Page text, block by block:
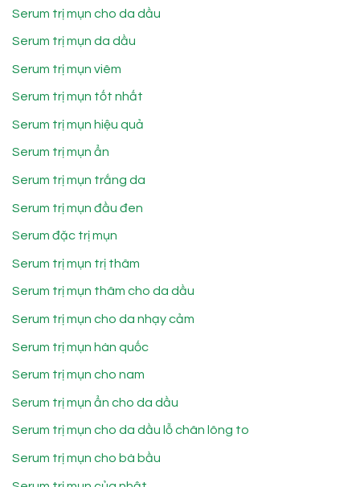
Serum trị mụn cho da dầu
Serum trị mụn da dầu
Serum trị mụn viêm
Serum trị mụn tốt nhất
Serum trị mụn hiệu quả
Serum trị mụn ẩn
Serum trị mụn trắng da
Serum trị mụn đầu đen
Serum đặc trị mụn
Serum trị mụn trị thâm
Serum trị mụn thâm cho da dầu
Serum trị mụn cho da nhạy cảm
Serum trị mụn hàn quốc
Serum trị mụn cho nam
Serum trị mụn ẩn cho da dầu
Serum trị mụn cho da dầu lỗ chân lông to
Serum trị mụn cho bà bầu